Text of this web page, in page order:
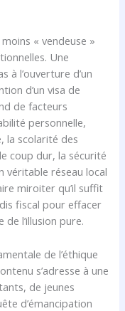
« vendeuse »
Une
à l’ouverture d’un
d’un visa de
de facteurs
personnelle,
la scolarité des
coup dur, la sécurité
véritable réseau local
miroiter qu’il suffit
fiscal pour effacer
l’illusion pure.
de l’éthique
s’adresse à une
de jeunes
d’émancipation